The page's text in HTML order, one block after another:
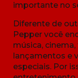
importante no
Diferente de
Pepper você
música,
lançamentos e
especiais. Por